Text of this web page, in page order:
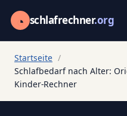
◔ schlafrechner.org
Startseite
Schlafbedarf nach Alter:
Kinder-Rechner